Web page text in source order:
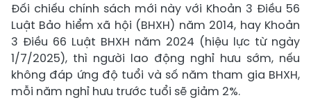
Đối chiếu chính sách mới này với Khoản 3 Điều 56
Luật Bảo hiểm xã hội (BHXH) năm 2014, hay Khoản
3 Điều 66 Luật BHXH năm 2024 (hiệu lực từ ngày
1/7/2025), thì người lao động nghỉ hưu sớm, nếu
không đáp ứng độ tuổi và số năm tham gia BHXH,
mỗi năm nghỉ hưu trước tuổi sẽ giảm 2%.